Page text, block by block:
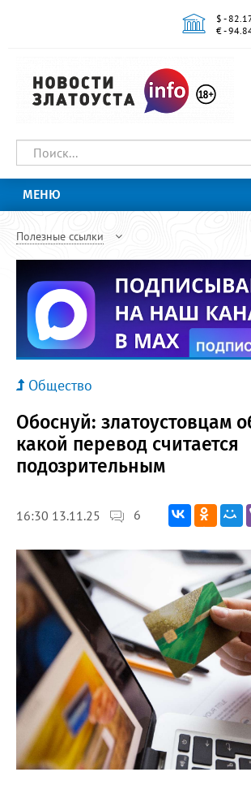
$ -
€ -
МЕНЮ
Полезные ссылки
Общество
Обоснуй: златоустовцам
какой перевод считается
подозрительным
16:30 13.11.25 6